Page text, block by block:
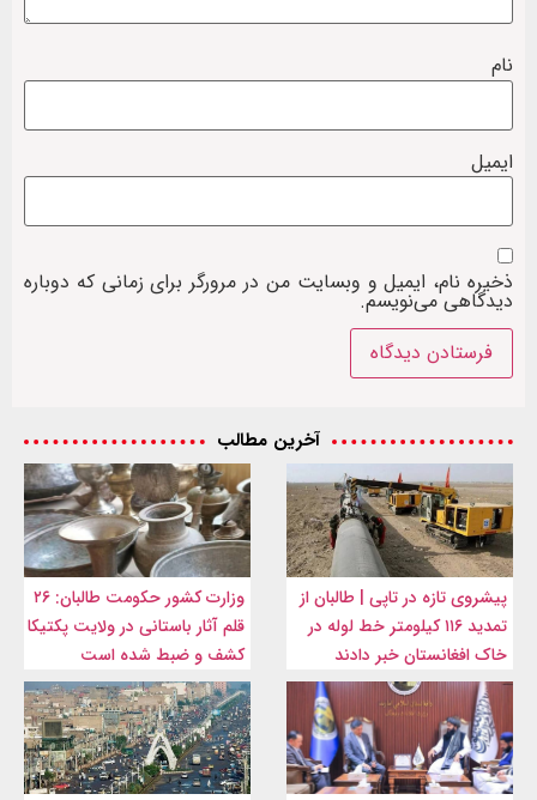
نام
ایمیل
ذخیره نام، ایمیل و وبسایت من در مرورگر برای زمانی که دوباره
دیدگاهی می‌نویسم.
آخرین مطالب
پیشروی تازه در تاپی | طالبان از
تمدید ۱۱۶ کیلومتر خط لوله در
خاک افغانستان خبر دادند
وزارت کشور حکومت طالبان: ۲۶
قلم آثار باستانی در ولایت پکتیکا
کشف و ضبط شده است